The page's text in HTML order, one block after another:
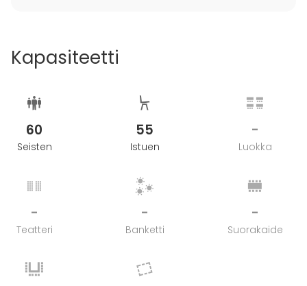
Kapasiteetti
60
Seisten
55
Istuen
-
Luokka
-
Teatteri
-
Banketti
-
Suorakaide